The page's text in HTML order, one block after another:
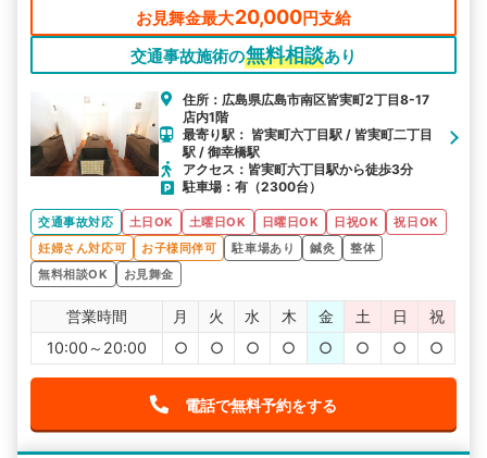
お見舞金最大20,000円支給
交通事故施術の無料相談あり
住所：広島県広島市南区皆実町2丁目8-17
店内1階
最寄り駅： 皆実町六丁目駅 / 皆実町二丁目
駅 / 御幸橋駅
アクセス：皆実町六丁目駅から徒歩3分
駐車場：有（2300台）
交通事故対応 土日OK 土曜日OK 日曜日OK 日祝OK
祝日OK
妊婦さん対応可
お子様同伴可 駐車場あり 鍼灸
整体
無料相談OK
お見舞金
営業時間 月 火 水 木 金 土 日
祝
10:00～20:00
○ ○ ○ ○ ○ ○ ○ ○
電話で無料予約をする